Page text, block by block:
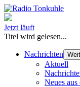
Jetzt läuft
Titel wird gelesen...
Nachrichten
Aktuell
Neues